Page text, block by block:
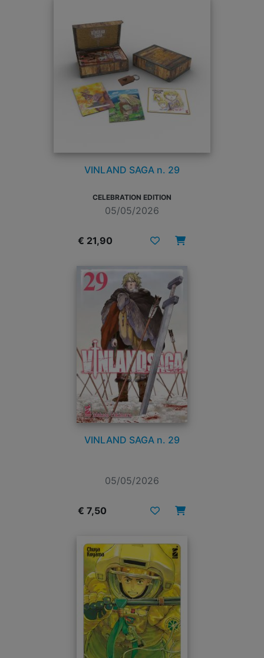
VINLAND SAGA n. 29
CELEBRATION EDITION
05/05/2026
€ 21,90
VINLAND SAGA n. 29
05/05/2026
€ 7,50